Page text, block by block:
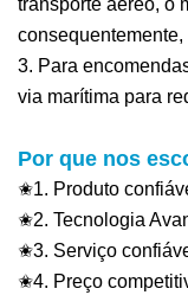
transporte aéreo, o
consequentemente,
3. Para
via marítima para
Por que nos
✬1. Produto
✬2. Tecnologia
✬3. Serviço
✬4. Preço